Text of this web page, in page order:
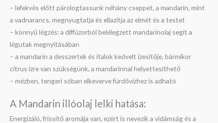
– lefekvés előtt párologtassunk néhány cseppet, a mandarin, mint
a vadnarancs, megnyugtatja és ellazítja az elmét és a testet
– könnyű légzés: a diffúzorból belélegzett mandarinolaj segít a
légutak megnyitásában
– a mandarin a desszertek és italok kedvelt ízesítője, bármikor
citrus ízre van szükségünk, a mandarinnal helyettesíthető
– mézben, tengeri sóban elkeverve fürdővízhez is adható
A Mandarin illóolaj lelki hatása:
Energizáló, frissítő aromája van, ezért is nevezik a vidámság és a